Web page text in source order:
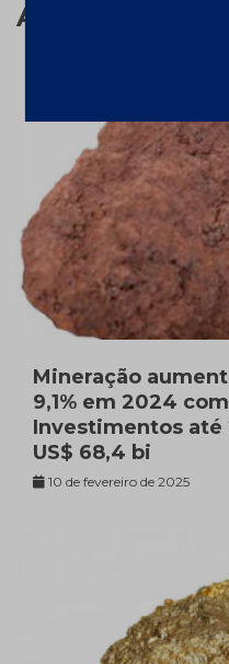
Assuntos
Mineração
9,1% em 2024
Investimentos até
US$ 68,4 bi
10 de fevereiro de 2025